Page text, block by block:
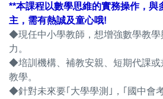
**本課程以數學思維的實務操作，與
主，需有熱誠及童心哦!
◆現任中小學教師，想增強數學教學
力。
◆培訓機構、補教安親、短期代課或
教學。
◆針對未來要｢大學學測｣，｢國中會